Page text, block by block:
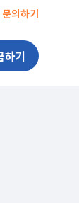
문의하기
하기